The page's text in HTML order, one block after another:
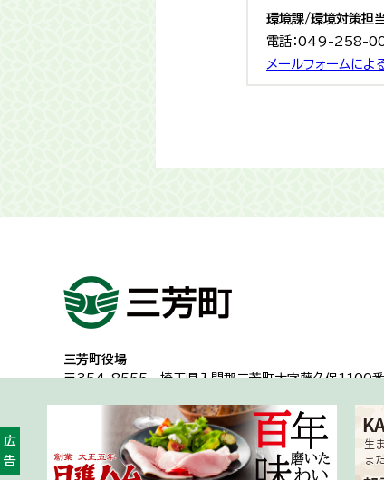
環境課/環境対策担
電話：049-258-
メールフォームによ
三芳町役場
〒354-8555埼玉県入間郡三芳町大字藤久保1100番
一般的な業務時間8時30分から17時15分（土日祝日及
開庁時間・アクセス 各課への問い合わせ
広告